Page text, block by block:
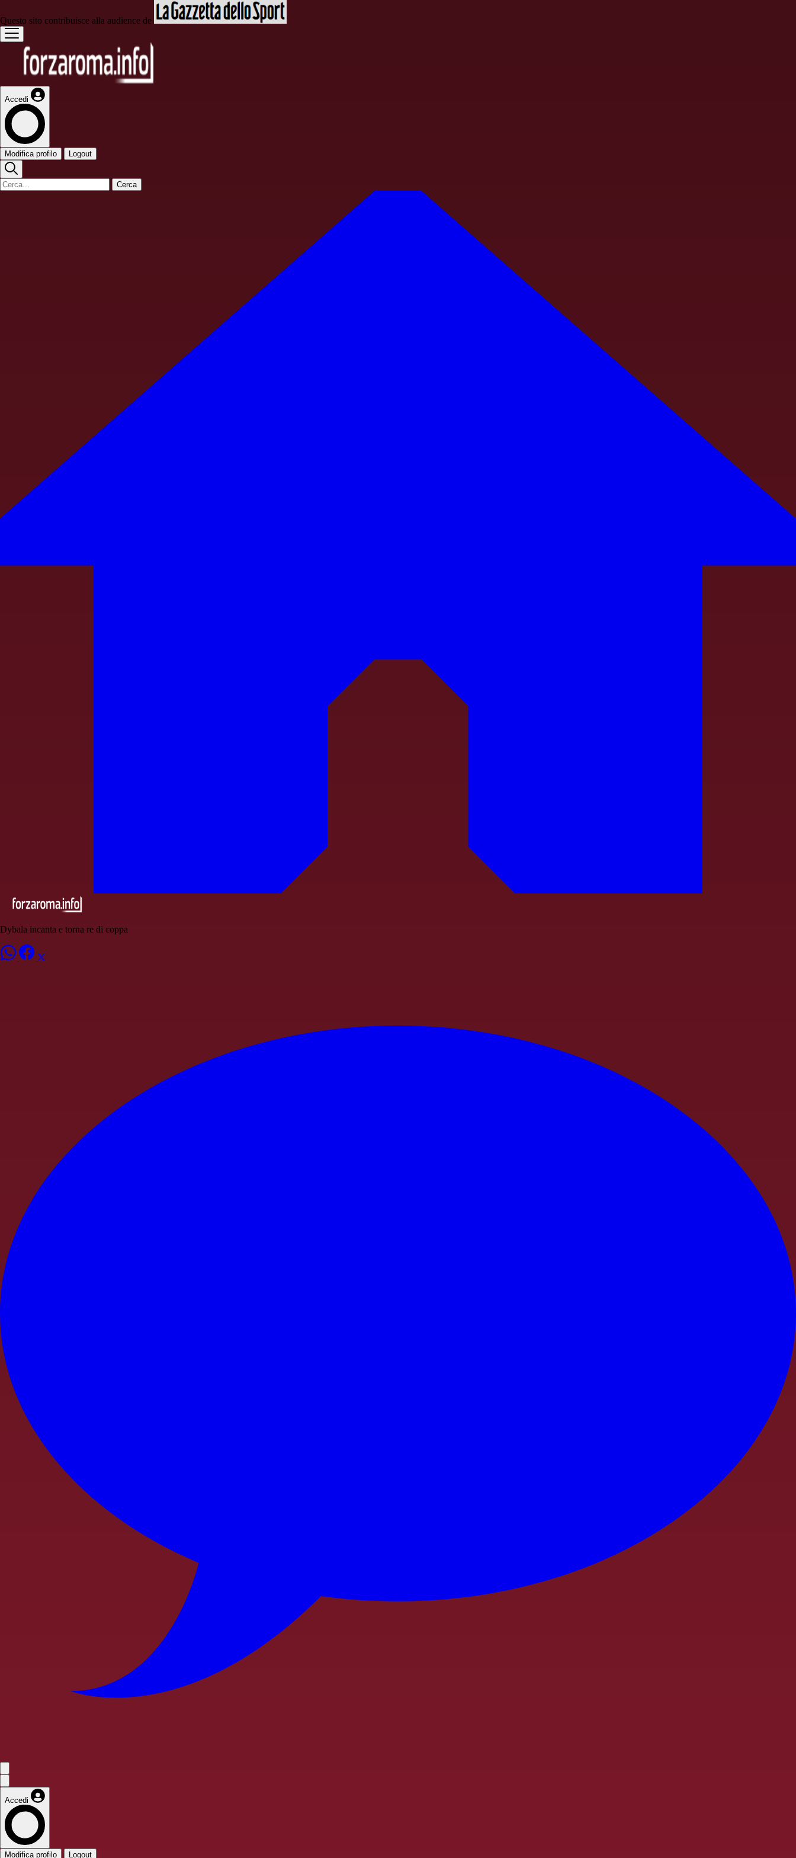
Questo sito contribuisce alla audience de
Accedi
Modifica profilo Logout
Cerca
Dybala incanta e torna re di coppa
Accedi
Modifica profilo Logout